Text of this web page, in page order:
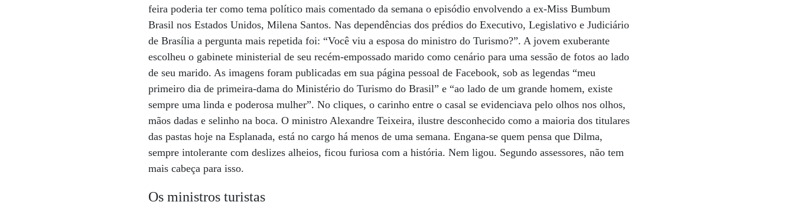
feira poderia ter como tema político mais comentado da semana o episódio envolvendo a ex-Miss Bumbum
Brasil nos Estados Unidos, Milena Santos. Nas dependências dos prédios do Executivo, Legislativo e Judiciário
de Brasília a pergunta mais repetida foi: “Você viu a esposa do ministro do Turismo?”. A jovem exuberante
escolheu o gabinete ministerial de seu recém-empossado marido como cenário para uma sessão de fotos ao lado
de seu marido. As imagens foram publicadas em sua página pessoal de Facebook, sob as legendas “meu
primeiro dia de primeira-dama do Ministério do Turismo do Brasil” e “ao lado de um grande homem, existe
sempre uma linda e poderosa mulher”. No cliques, o carinho entre o casal se evidenciava pelo olhos nos olhos,
mãos dadas e selinho na boca. O ministro Alexandre Teixeira, ilustre desconhecido como a maioria dos titulares
das pastas hoje na Esplanada, está no cargo há menos de uma semana. Engana-se quem pensa que Dilma,
sempre intolerante com deslizes alheios, ficou furiosa com a história. Nem ligou. Segundo assessores, não tem
mais cabeça para isso.
Os ministros turistas